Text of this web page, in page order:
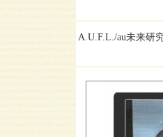
A.U.F.L./au未来研